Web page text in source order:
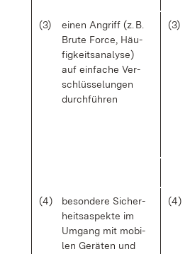
(3)
ei­nen An­griff (z. B.
Bru­te Force, Häu­
fig­keits­ana­ly­se)
auf ein­fa­che Ver­
schlüs­se­lun­gen
durch­füh­ren
(3)
(4)
be­son­de­re Si­cher­
heits­as­pek­te im
Um­gang mit mo­bi­
len Ge­rä­ten und
(4)